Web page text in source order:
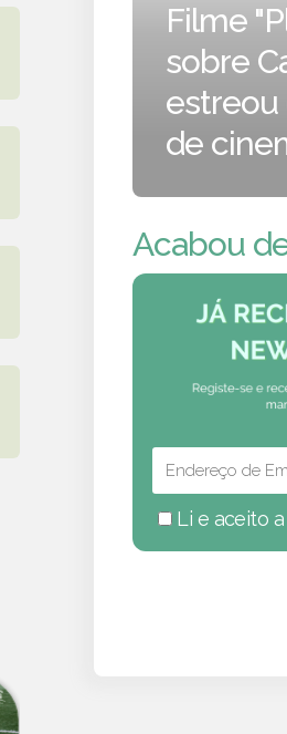
Filme
sobre
estreou
de
Acabou
Li e aceito a